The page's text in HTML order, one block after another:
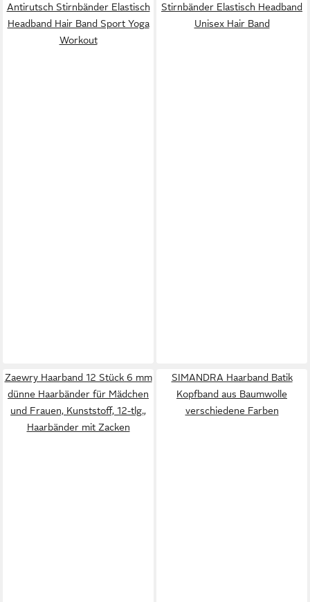
Antirutsch Stirnbänder Elastisch
Headband Hair Band Sport Yoga
Workout
Stirnbänder Elastisch Headband
Unisex Hair Band
Zaewry Haarband 12 Stück 6 mm
dünne Haarbänder für Mädchen
und Frauen, Kunststoff, 12-tlg.,
Haarbänder mit Zacken
SIMANDRA Haarband Batik
Kopfband aus Baumwolle
verschiedene Farben